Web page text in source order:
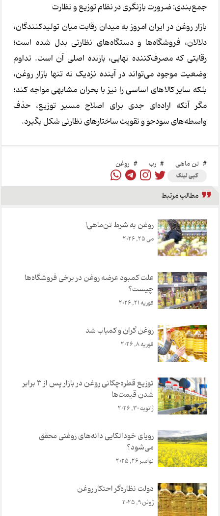
جمع‌بندی: ضرورت بازنگری در نظام توزیع و نظارت
بازار روغن در ایران امروز به میدان رقابت میان تولیدکنندگان،
دلالان، فروشگاه‌ها و دستگاه‌های نظارتی بدل شده است؛
رقابتی که مصرف‌کننده نهایی، بازنده‌ اصلی آن است. تداوم
وضعیت موجود می‌تواند در آینده نزدیک نه تنها بازار روغن،
بلکه سایر کالاهای اساسی را نیز با بحران مشابهی مواجه کند؛
مگر آنکه اراده‌ای جدی برای اصلاح مسیر توزیع، حذف
واسطه‌های سودجو و تقویت ساختارهای نظارتی شکل بگیرد.
# تن ماهی # رب # روغن
کپی لینک
مطالب مرتبط
روغن به شرط تن‌ماهی!
می 25, 2026
علت کمبود عرضه روغن در برخی فروشگاه‌ها
چیست؟
فوریه 21, 2026
روغن گران و کمیاب شد
فوریه 8, 2026
توزیع قطره‌چکانی روغن در بازار پس از 3 برابر
شدن قیمت‌ها
ژانویه 30, 2026
رویای خوداتکایی دانه‌های روغنی محقق
می‌شود؟
نوامبر 26, 2025
دولت نظاره‌گر احتکار روغن
ژوئن 9, 2025